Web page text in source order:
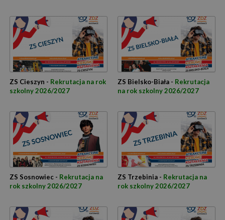
ZS Cieszyn - Rekrutacja na rok
szkolny 2026/2027
ZS Bielsko-Biała - Rekrutacja
na rok szkolny 2026/2027
ZS Sosnowiec - Rekrutacja na
rok szkolny 2026/2027
ZS Trzebinia - Rekrutacja na
rok szkolny 2026/2027